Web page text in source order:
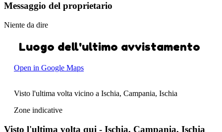
Messaggio del proprietario
Niente da dire
Luogo dell'ultimo avvistamento
Open in Google Maps
Visto l'ultima volta vicino a Ischia, Campania, Ischia
Zone indicative
Visto l'ultima volta qui - Ischia, Campania, Ischia